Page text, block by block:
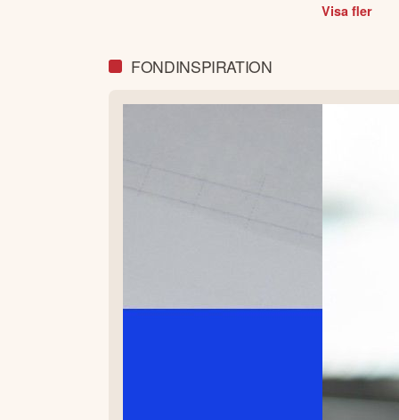
Visa fler
FONDINSPIRATION